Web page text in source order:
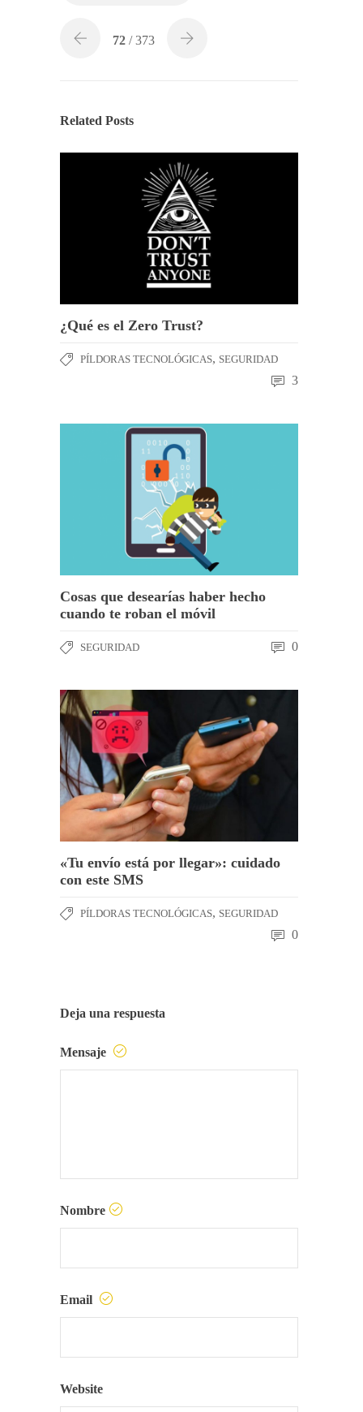
72 / 373
Related Posts
¿Qué es el Zero Trust?
PÍLDORAS TECNOLÓGICAS, SEGURIDAD
3
Cosas que desearías haber hecho
cuando te roban el móvil
SEGURIDAD 0
«Tu envío está por llegar»: cuidado
con este SMS
PÍLDORAS TECNOLÓGICAS, SEGURIDAD
0
Deja una respuesta
Mensaje
Nombre
Email
Website